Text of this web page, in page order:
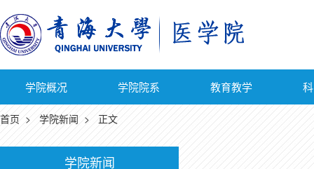
学院概况 学院院系 教育教学
首页 > 学院新闻 > 正文
学院新闻